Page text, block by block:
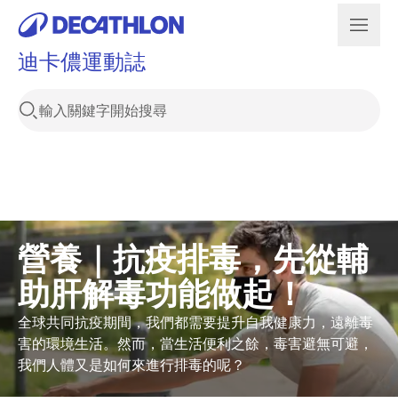
迪卡儂運動誌
營養｜抗疫排毒，先從輔
助肝解毒功能做起！
全球共同抗疫期間，我們都需要提升自我健康力，遠離毒
害的環境生活。然而，當生活便利之餘，毒害避無可避，
我們人體又是如何來進行排毒的呢？